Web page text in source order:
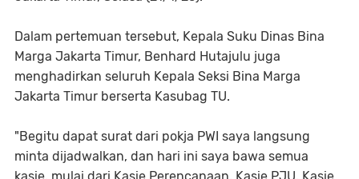
Dalam pertemuan tersebut, Kepala Suku Dinas Bina
Marga Jakarta Timur, Benhard Hutajulu juga
menghadirkan seluruh Kepala Seksi Bina Marga
Jakarta Timur berserta Kasubag TU.
"Begitu dapat surat dari pokja PWI saya langsung
minta dijadwalkan, dan hari ini saya bawa semua